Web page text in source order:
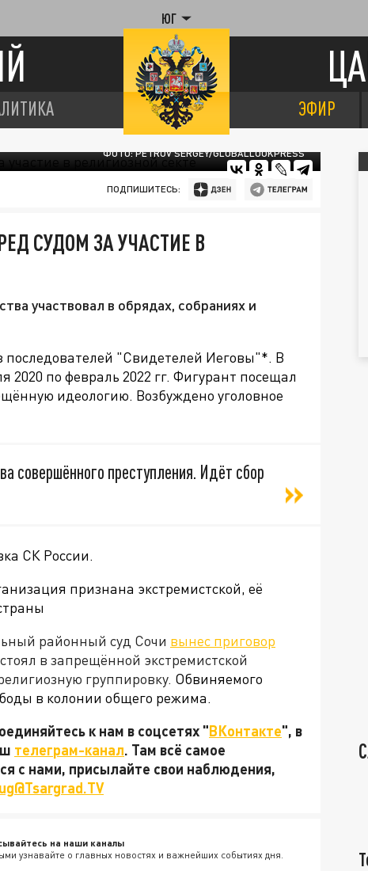
ЮГ
ЭФИР
ФОТО: PETROV SERGEY/GLOBALLOOKPRESS
ПОДПИШИТЕСЬ:
СУДОМ ЗА УЧАСТИЕ В
участвовал в обрядах, собраниях и
"Свидетелей Иеговы"*. В
2020 по февраль 2022 гг. Фигурант посещал
идеологию. Возбуждено уголовное
совершённого преступления. Идёт сбор
СК России.
признана экстремистской, её
районный суд Сочи вынес приговор
в запрещённой экстремистской
группировку. Обвиняемого
в колонии общего режима.
к нам в соцсетях "ВКонтакте", в
телеграм-канал. Там всё самое
с нами, присылайте свои наблюдения,
ug@Tsargrad.TV
на наши каналы
узнавайте о главных новостях и важнейших событиях дня.